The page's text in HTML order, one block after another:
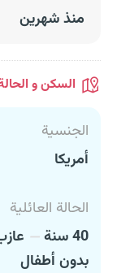
منذ شهرين
السكن و
الجنسية
أمريكا
الحالة العائلية
40 سنة
بدون أطفال